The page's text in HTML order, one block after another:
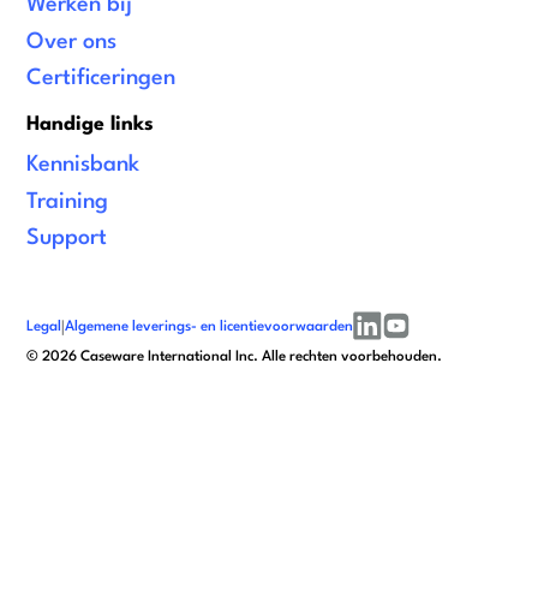
Werken bij
Over ons
Certificeringen
Handige links
Kennisbank
Training
Support
©2026 Caseware International Inc. Alle rechten voorbehouden.
Legal |Algemene leverings- en licentievoorwaarden
linkedinyoutube